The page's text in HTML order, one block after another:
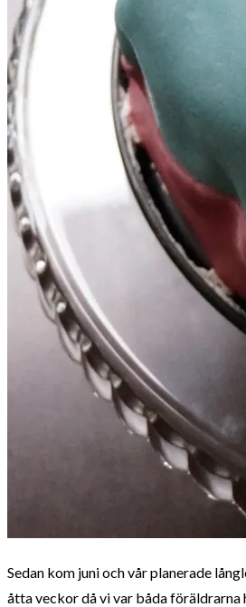
Sedan kom juni och vår planerade
åtta veckor då vi var båda föräldrarna